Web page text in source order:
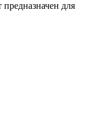
для